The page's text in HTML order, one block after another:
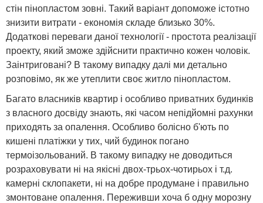
стін пінопластом зовні. Такий варіант допоможе істотно
знизити витрати - економія складе близько 30%.
Додаткові переваги даної технології - простота реалізації
проекту, який зможе здійснити практично кожен чоловік.
Заінтриговані? В такому випадку далі ми детально
розповімо, як же утеплити своє житло пінопластом.
Багато власників квартир і особливо приватних будинків
з власного досвіду знають, які часом непідйомні рахунки
приходять за опалення. Особливо болісно б'ють по
кишені платіжки у тих, чий будинок погано
термоізольований. В такому випадку не доводиться
розраховувати ні на якісні двох-трьох-чотирьох і т.д.
камерні склопакети, ні на добре продумане і правильно
змонтоване опалення. Переживши хоча б одну морозну